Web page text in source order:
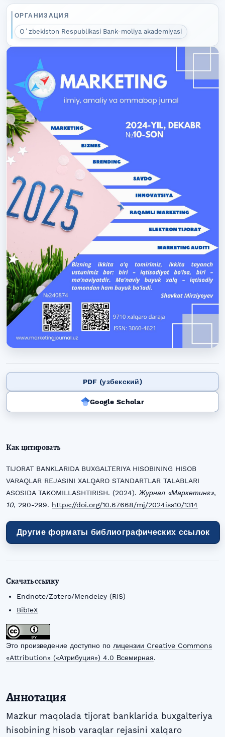
ОРГАНИЗАЦИЯ
Oʻzbekiston Respublikasi Bank-moliya akademiyasi
PDF (узбекский)
Google Scholar
Как цитировать
TIJORAT BANKLARIDA BUXGALTERIYA HISOBINING HISOB
VARAQLAR REJASINI XALQARO STANDARTLAR TALABLARI
ASOSIDA TAKOMILLASHTIRISH. (2024). Журнал «Маркетинг»,
10, 290-299. https://doi.org/10.67668/mj/2024iss10/1314
Другие форматы библиографических ссылок
Скачать ссылку
Endnote/Zotero/Mendeley (RIS)
BibTeX
Это произведение доступно по лицензии Creative Commons
«Attribution» («Атрибуция») 4.0 Всемирная.
Аннотация
Mazkur maqolada tijorat banklarida buxgalteriya
hisobining hisob varaqlar rejasini xalqaro